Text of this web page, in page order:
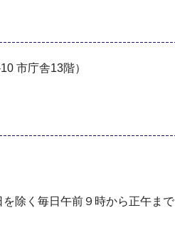
市庁舎13階）
除く毎⽇午前９時から正午まで